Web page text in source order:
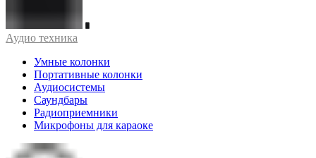
Аудио техника
Умные колонки
Портативные колонки
Аудиосистемы
Саундбары
Радиоприемники
Микрофоны для караоке